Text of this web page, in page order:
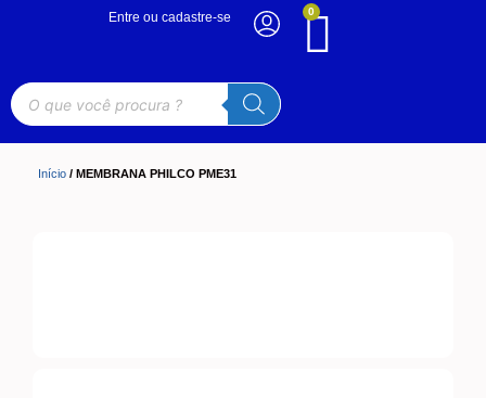
0
Entre ou cadastre-se
Início / MEMBRANA PHILCO PME31